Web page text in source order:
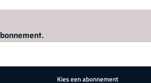
Kies een abonnement